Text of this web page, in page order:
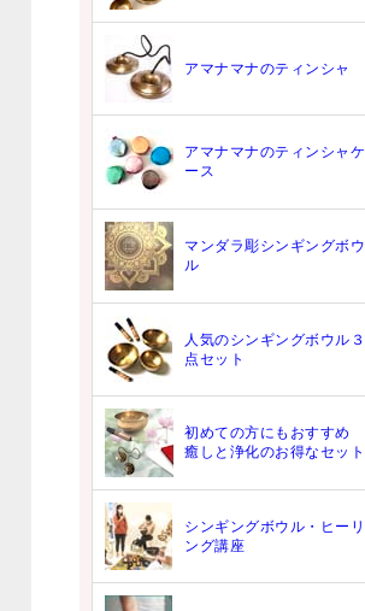
アマナマナのティンシャ
アマナマナのティンシャケ
ース
マンダラ彫シンギングボウ
ル
人気のシンギングボウル３
点セット
初めての方にもおすすめ
癒しと浄化のお得なセット
シンギングボウル・ヒーリ
ング講座